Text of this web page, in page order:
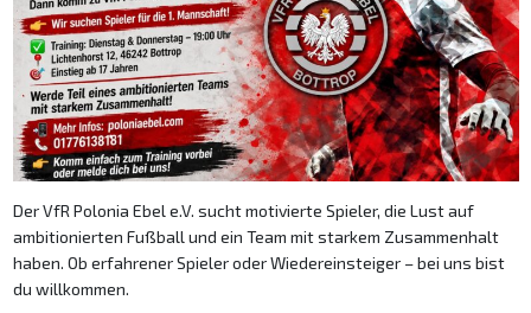
Der VfR Polonia Ebel e.V. sucht motivierte Spieler, die Lust auf
ambitionierten Fußball und ein Team mit starkem Zusammenhalt
haben. Ob erfahrener Spieler oder Wiedereinsteiger – bei uns bist
du willkommen.